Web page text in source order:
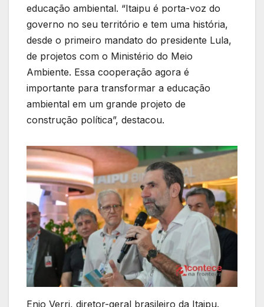
educação ambiental. “Itaipu é porta-voz do
governo no seu território e tem uma história,
desde o primeiro mandato do presidente Lula,
de projetos com o Ministério do Meio
Ambiente. Essa cooperação agora é
importante para transformar a educação
ambiental em um grande projeto de
construção política”, destacou.
Enio Verri, diretor-geral brasileiro da Itaipu.